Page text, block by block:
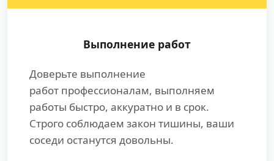
Выполнение работ
Доверьте выполнение
работ профессионалам, выполняем
работы быстро, аккуратно и в срок.
Строго соблюдаем закон тишины, ваши
соседи останутся довольны.